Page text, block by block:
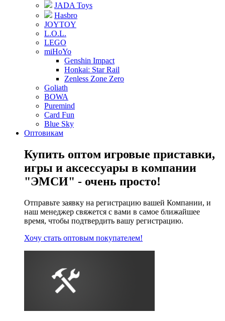
JADA Toys
Hasbro
JOYTOY
L.O.L.
LEGO
miHoYo
Genshin Impact
Honkai: Star Rail
Zenless Zone Zero
Goliath
BOWA
Puremind
Card Fun
Blue Sky
Оптовикам
Купить оптом игровые приставки,
игры и аксессуары в компании
"ЭМСИ" - очень просто!
Отправьте заявку на регистрацию вашей Компании, и
наш менеджер свяжется с вами в самое ближайшее
время, чтобы подтвердить вашу регистрацию.
Хочу стать оптовым покупателем!